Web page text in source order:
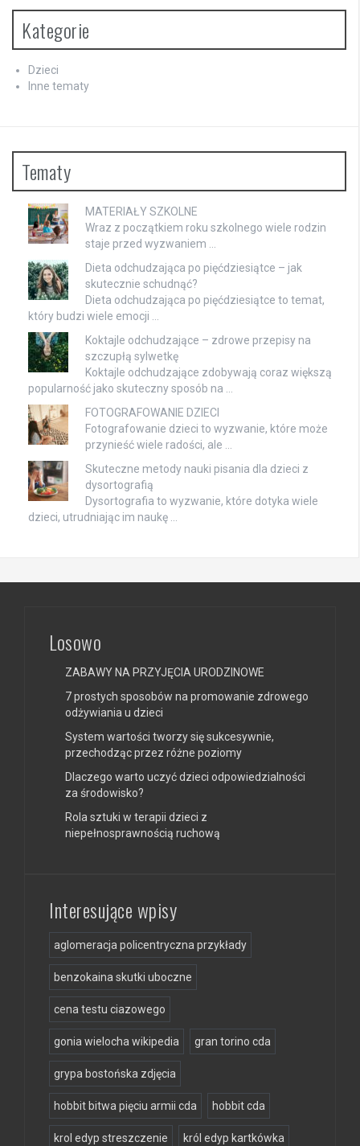
Kategorie
Dzieci
Inne tematy
Tematy
MATERIAŁY SZKOLNE
Wraz z początkiem roku szkolnego wiele rodzin
staje przed wyzwaniem …
Dieta odchudzająca po pięćdziesiątce – jak
skutecznie schudnąć?
Dieta odchudzająca po pięćdziesiątce to temat,
który budzi wiele emocji …
Koktajle odchudzające – zdrowe przepisy na
szczupłą sylwetkę
Koktajle odchudzające zdobywają coraz większą
popularność jako skuteczny sposób na …
FOTOGRAFOWANIE DZIECI
Fotografowanie dzieci to wyzwanie, które może
przynieść wiele radości, ale …
Skuteczne metody nauki pisania dla dzieci z
dysortografią
Dysortografia to wyzwanie, które dotyka wiele
dzieci, utrudniając im naukę …
Losowo
ZABAWY NA PRZYJĘCIA URODZINOWE
7 prostych sposobów na promowanie zdrowego
odżywiania u dzieci
System wartości tworzy się sukcesywnie,
przechodząc przez różne poziomy
Dlaczego warto uczyć dzieci odpowiedzialności
za środowisko?
Rola sztuki w terapii dzieci z
niepełnosprawnością ruchową
Interesujące wpisy
aglomeracja policentryczna przykłady
benzokaina skutki uboczne
cena testu ciazowego
gonia wielocha wikipedia gran torino cda
grypa bostońska zdjęcia
hobbit bitwa pięciu armii cda hobbit cda
krol edyp streszczenie król edyp kartkówka